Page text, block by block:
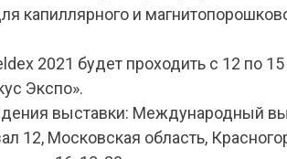
капиллярного и
2021 будет проходить с 12 по
Экспо».
выставки: Международный
12, Московская область,